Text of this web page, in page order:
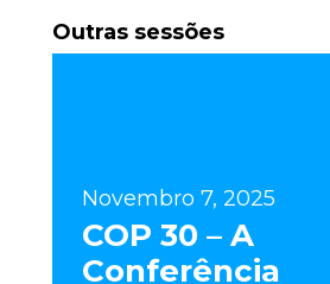
Outras sessões
Novembro 7, 2025
COP 30 – A
Conferência